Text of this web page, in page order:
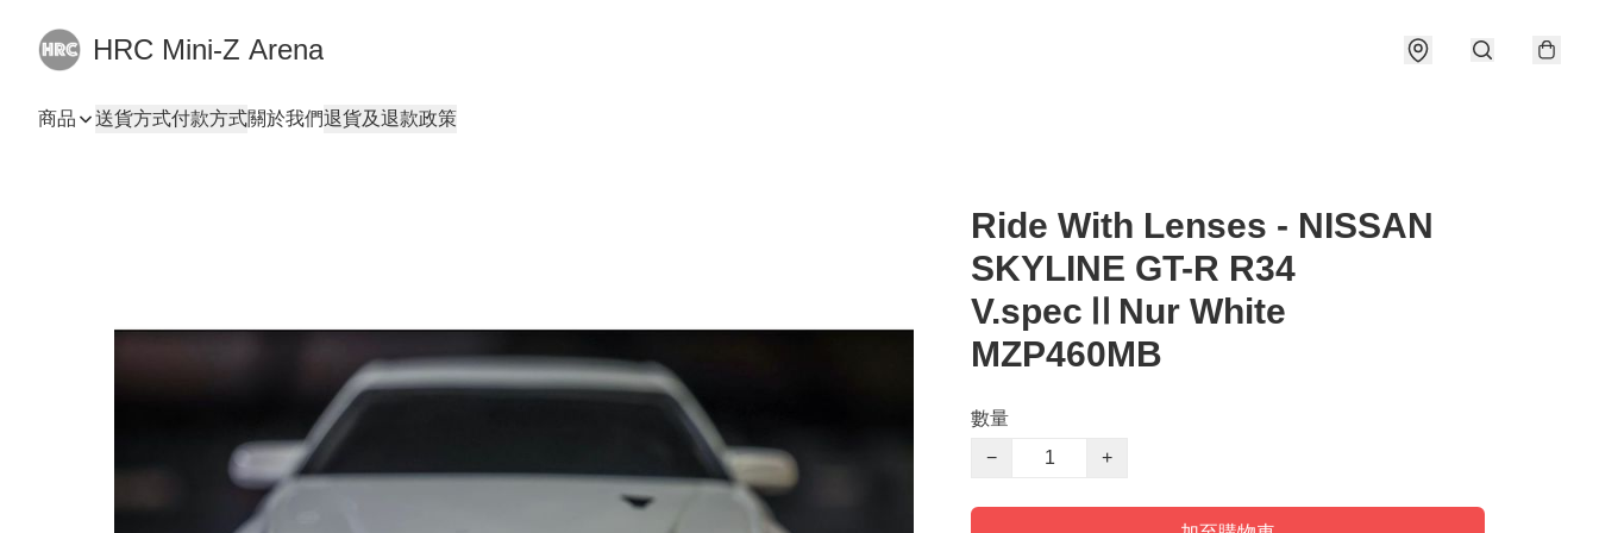
HRC Mini-Z Arena
商品 送貨方式付款方式關於我們退貨及退款政策
Ride With Lenses - NISSAN
SKYLINE GT-R R34
V.specⅡNur White
MZP460MB
數量
−
+